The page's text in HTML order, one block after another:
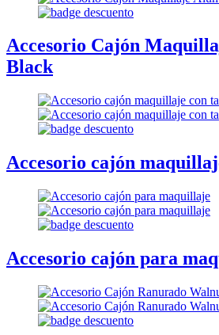
Accesorio Cajón
Black
Accesorio cajón
Accesorio cajón para